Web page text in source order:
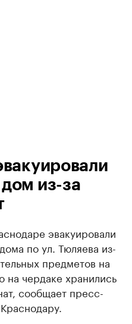
из-за
эвакуировали
по ул. Тюляева из-
предметов на
на чердаке хранились
сообщает пресс-